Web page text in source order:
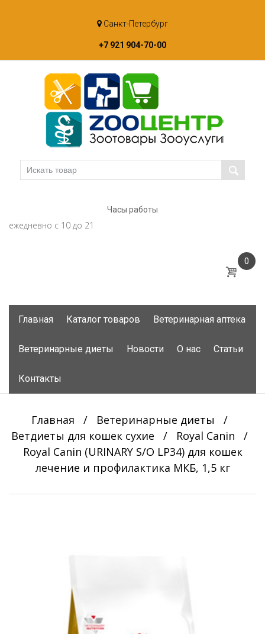
to
Санкт-Петербург
+7 921 904-70-00
Часы работы
ежедневно с 10 до 21
0
Главная Каталог товаров Ветеринарная аптека
Ветеринарные диеты Новости О нас Статьи
Контакты
Главная / Ветеринарные диеты
/
Ветдиеты для кошек сухие
/ Royal Canin
/
Royal Canin (URINARY S/O LP34) для кошек
лечение и профилактика МКБ, 1,5 кг